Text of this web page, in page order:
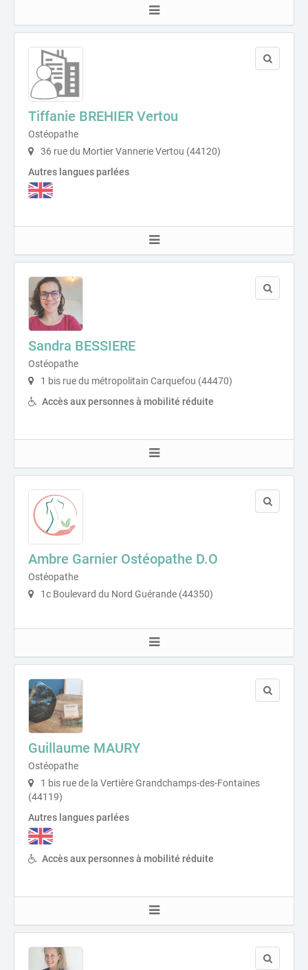
Tiffanie BREHIER Vertou
Ostéopathe
36 rue du Mortier Vannerie Vertou (44120)
Autres langues parlées
Sandra BESSIERE
Ostéopathe
1 bis rue du métropolitain Carquefou (44470)
Accès aux personnes à mobilité réduite
Ambre Garnier Ostéopathe D.O
Ostéopathe
1c Boulevard du Nord Guérande (44350)
Guillaume MAURY
Ostéopathe
1 bis rue de la Vertière Grandchamps-des-Fontaines
(44119)
Autres langues parlées
Accès aux personnes à mobilité réduite